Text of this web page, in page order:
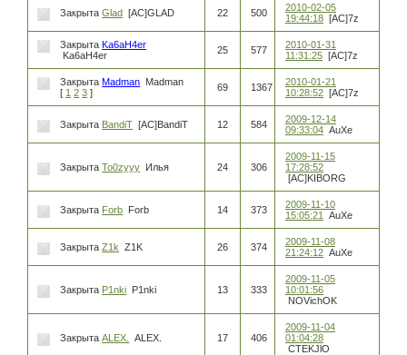
ЗакрытаGlad [AC]GLAD 22 500
2010-02-05
19:44:18 [AC]7z
ЗакрытаKa6aH4er
Ka6aH4er
25 577
2010-01-31
11:31:25 [AC]7z
ЗакрытаMadman Madman
[ 1 2 3 ] 69 1367
2010-01-21
10:28:52 [AC]7z
Закрыта BandiT [AC]BandiT 12 584
2009-12-14
09:33:04 AuXe
ЗакрытаTo0zyyy Илья 24 306
2009-11-15
17:28:52
[AC]KIBORG
Закрыта Forb Forb 14 373
2009-11-10
15:05:21
AuXe
ЗакрытаZ1k Z1K 26 374
2009-11-08
21:24:12 AuXe
Закрыта P1nki P1nki 13 333
2009-11-05
10:01:56
NOVichOK
ЗакрытаALEX. ALEX. 17 406
2009-11-04
01:04:28
CTEKJlO